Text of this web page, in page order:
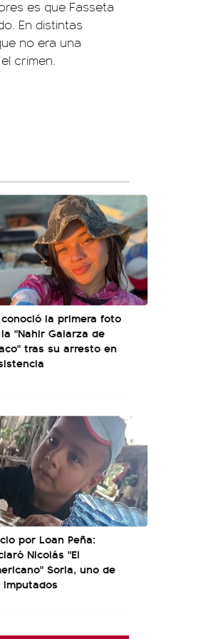
es que Fasseta
En distintas
no era una
crimen.
la primera foto
"Nahir Galarza de
tras su arresto en
por Loan Peña:
Nicolás "El
Soria, uno de
imputados